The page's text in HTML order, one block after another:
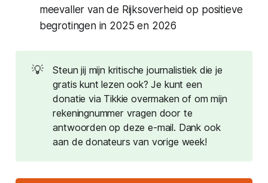
meevaller van de Rijksoverheid op positieve
begrotingen in 2025 en 2026
💡
Steun jij mijn kritische journalistiek die je
gratis kunt lezen ook? Je kunt een
donatie via Tikkie overmaken of om mijn
rekeningnummer vragen door te
antwoorden op deze e-mail. Dank ook
aan de donateurs van vorige week!